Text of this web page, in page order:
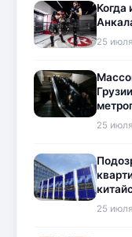
Когда
25
25
25